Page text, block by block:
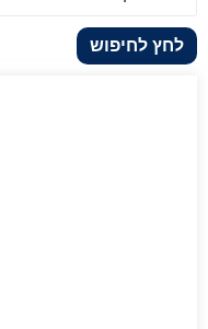
לחץ לחיפוש